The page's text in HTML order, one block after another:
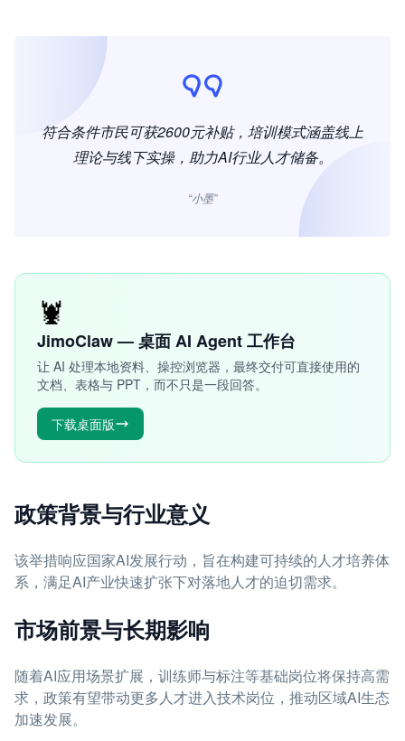
符合条件市民可获2600元补贴，培训模式涵盖线上
理论与线下实操，助力AI行业人才储备。
“小墨”
🦞
JimoClaw — 桌面 AI Agent 工作台
让 AI 处理本地资料、操控浏览器，最终交付可直接使用的
文档、表格与 PPT，而不只是一段回答。
下载桌面版
政策背景与行业意义
该举措响应国家AI发展行动，旨在构建可持续的人才培养体
系，满足AI产业快速扩张下对落地人才的迫切需求。
市场前景与长期影响
随着AI应用场景扩展，训练师与标注等基础岗位将保持高需
求，政策有望带动更多人才进入技术岗位，推动区域AI生态
加速发展。